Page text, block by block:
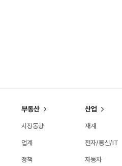
부동산
시장동향
업계
정책
산업
재계
전자/통신/IT
자동차